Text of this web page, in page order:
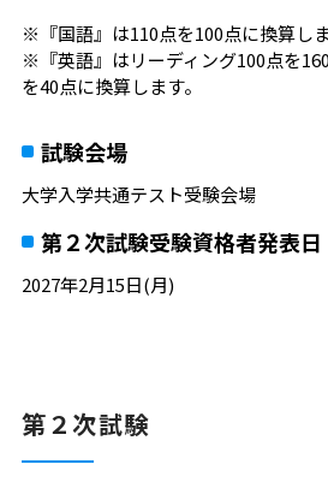
※『国語』は110点を100点に換算しま
※『英語』はリーディング100点を
を40点に換算します。
試験会場
大学入学共通テスト受験会場
第２次試験受験資格者発表日
2027年2月15日(月)
第２次試験